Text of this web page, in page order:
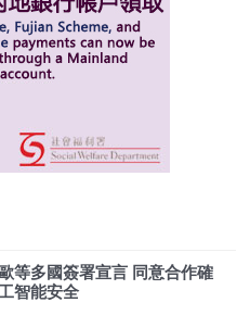
等多國簽署宣言 同意合作確
智能安全